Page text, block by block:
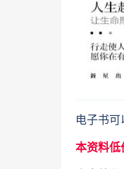
电子书可
本资料低